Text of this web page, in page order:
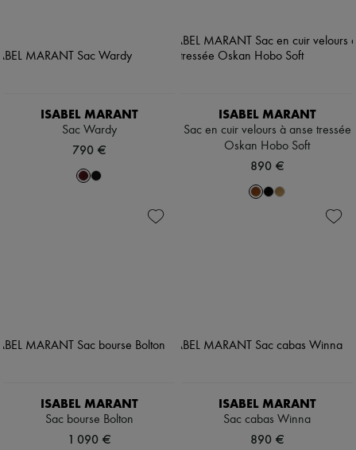
ISABEL MARANT
Sac Wardy
790 €
ISABEL MARANT
Sac en cuir velours à anse tressée
Oskan Hobo Soft
890 €
ISABEL MARANT
Sac bourse Bolton
1 090 €
ISABEL MARANT
Sac cabas Winna
890 €